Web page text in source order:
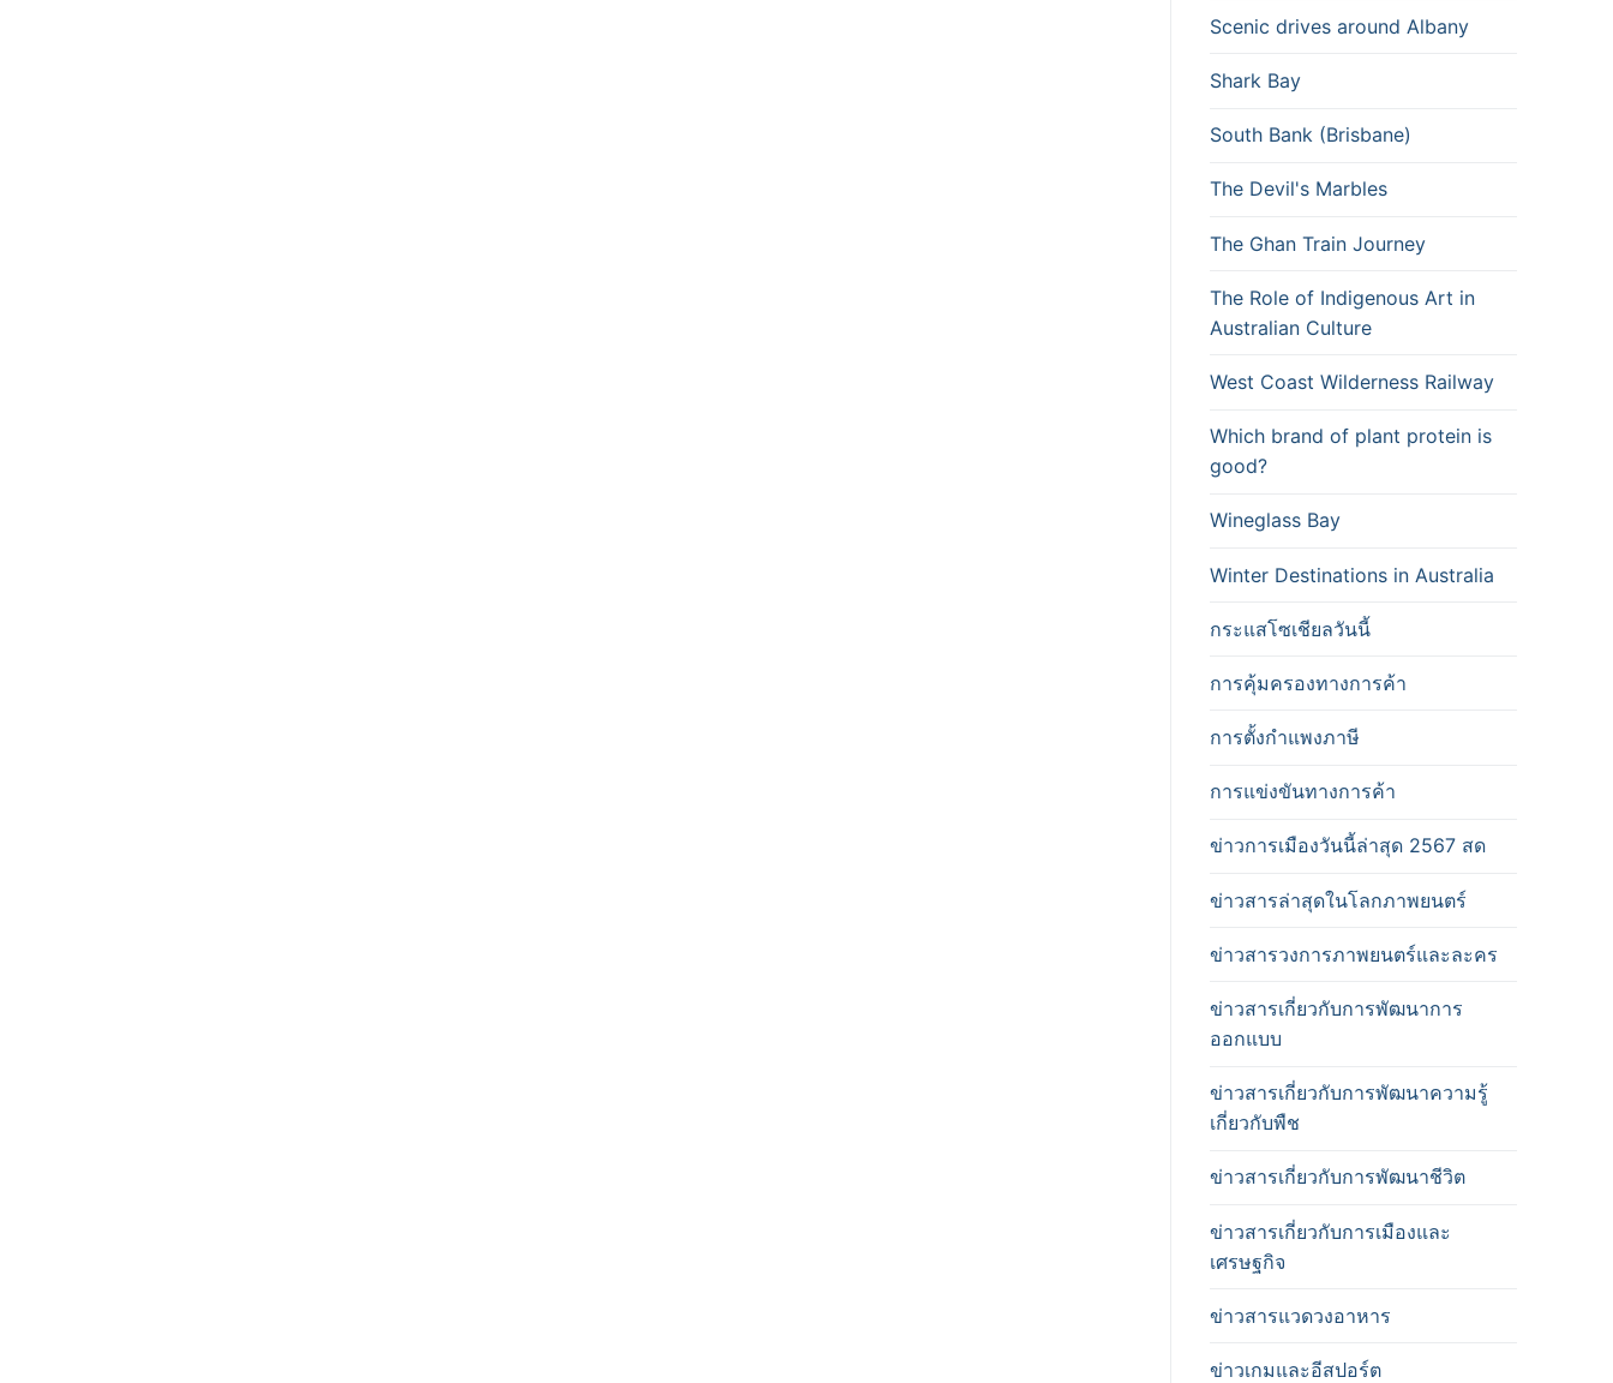
Scenic drives around Albany
Shark Bay
South Bank (Brisbane)
The Devil's Marbles
The Ghan Train Journey
The Role of Indigenous Art in
Australian Culture
West Coast Wilderness Railway
Which brand of plant protein is
good?
Wineglass Bay
Winter Destinations in Australia
กระแสโซเชียลวันนี้
การคุ้มครองทางการค้า
การตั้งกำแพงภาษี
การแข่งขันทางการค้า
ข่าวการเมืองวันนี้ล่าสุด 2567 สด
ข่าวสารล่าสุดในโลกภาพยนตร์
ข่าวสารวงการภาพยนตร์และละคร
ข่าวสารเกี่ยวกับการพัฒนาการ
ออกแบบ
ข่าวสารเกี่ยวกับการพัฒนาความรู้
เกี่ยวกับพืช
ข่าวสารเกี่ยวกับการพัฒนาชีวิต
ข่าวสารเกี่ยวกับการเมืองและ
เศรษฐกิจ
ข่าวสารแวดวงอาหาร
ข่าวเกมและอีสปอร์ต